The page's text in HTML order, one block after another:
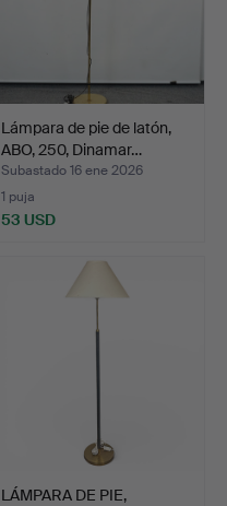
Lámpara de pie de latón,
ABO, 250, Dinamar…
Subastado 16 ene 2026
1 puja
53 USD
LÁMPARA DE PIE,